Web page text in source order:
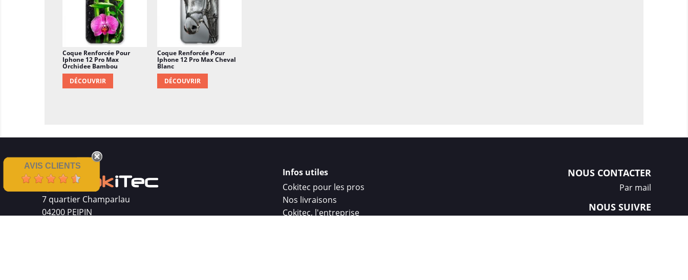
Coque Renforcée Pour
Iphone 12 Pro Max
Orchidee Bambou
DÉCOUVRIR
Coque Renforcée Pour
Iphone 12 Pro Max Cheval
Blanc
DÉCOUVRIR
7 quartier Champarlau
04200 PEIPIN
Infos utiles
Cokitec pour les pros
Nos livraisons
Cokitec, l'entreprise
NOUS CONTACTER
Par mail
NOUS SUIVRE
AVIS CLIENTS